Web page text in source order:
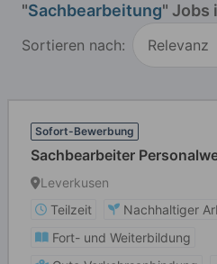
"Sachbearbeitung" Jobs
Sortieren nach:
Relevanz
Sofort-Bewerbung
Sachbearbeiter
Leverkusen
Teilzeit
Nachhaltiger
Fort- und Weiterbildung